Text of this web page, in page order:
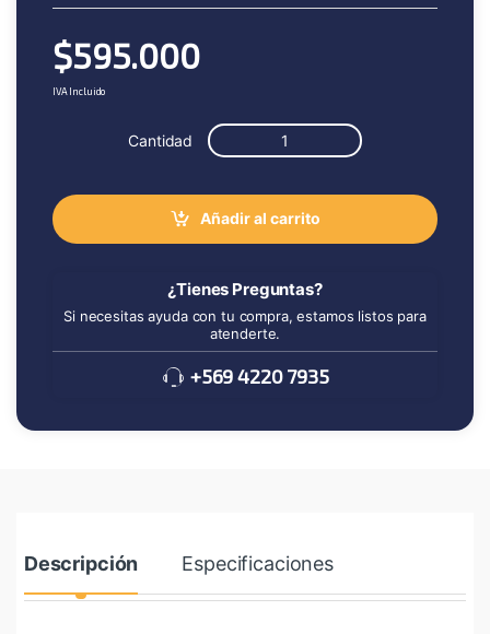
$595.000
IVA Incluido
Cantidad
Añadir al carrito
¿Tienes Preguntas?
Si necesitas ayuda con tu compra, estamos listos para
atenderte.
+569 4220 7935
Descripción Especificaciones